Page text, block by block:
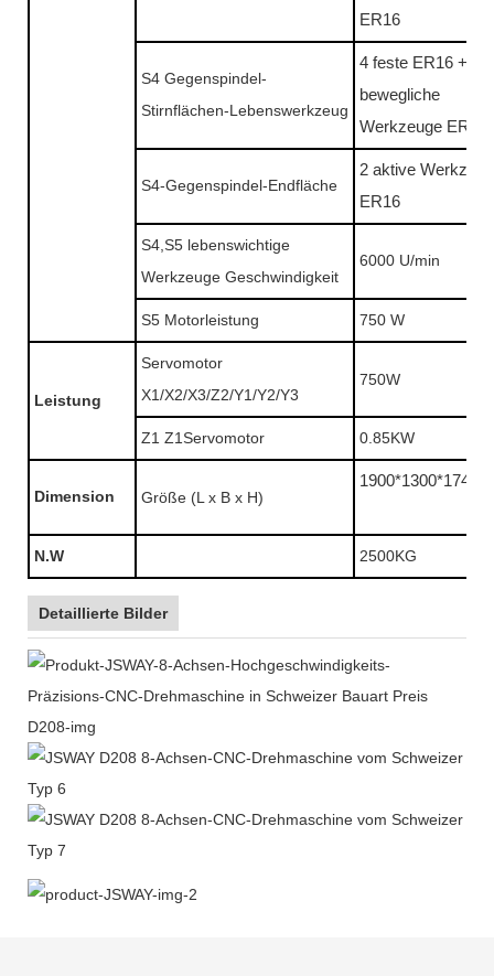
ER16
S4 Gegenspindel-
Stirnflächen-Lebenswerkzeug
4 feste ER16 + 4
bewegliche
Werkzeuge ER16
S4-Gegenspindel-Endfläche
2 aktive
ER16
S4,S5 lebenswichtige
Werkzeuge Geschwindigkeit
6000 U/min
S5 Motorleistung 750 W
Leistung
Servomotor
X1/X2/X3/Z2/Y1/Y2/Y3
750W
Z1 Z1Servomotor 0.85KW
Dimension Größe (L x B x H)
N.W 2500KG
Detaillierte Bilder